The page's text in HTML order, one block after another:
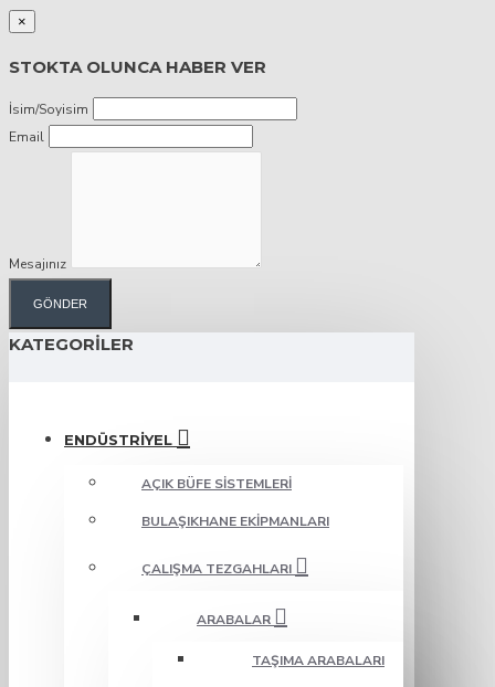
×
STOKTA OLUNCA HABER VER
İsim/Soyisim
Email
Mesajınız
GÖNDER
KATEGORILER
ENDÜSTRIYEL
AÇIK BÜFE SISTEMLERI
BULAŞIKHANE EKIPMANLARI
ÇALIŞMA TEZGAHLARI
ARABALAR
TAŞIMA ARABALARI